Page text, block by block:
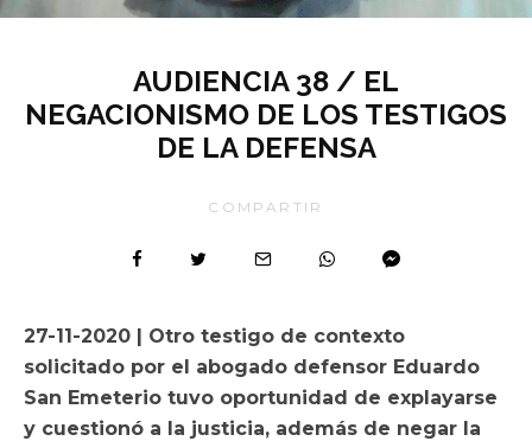
AUDIENCIA 38 / EL
NEGACIONISMO DE LOS TESTIGOS
DE LA DEFENSA
COMPARTIR
27-11-2020 | Otro testigo de contexto
solicitado por el abogado defensor Eduardo
San Emeterio tuvo oportunidad de explayarse
y cuestionó a la justicia, además de negar la